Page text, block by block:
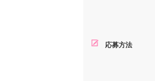
応募方法